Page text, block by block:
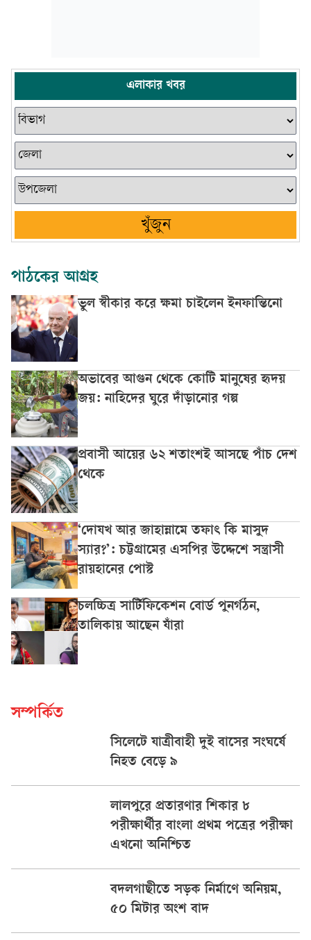
এলাকার খবর
খুঁজুন
পাঠকের আগ্রহ
ভুল স্বীকার করে ক্ষমা চাইলেন ইনফান্তিনো
অভাবের আগুন থেকে কোটি মানুষের হৃদয়
জয়: নাহিদের ঘুরে দাঁড়ানোর গল্প
প্রবাসী আয়ের ৬২ শতাংশই আসছে পাঁচ দেশ
থেকে
‘দোযখ আর জাহান্নামে তফাৎ কি মাসুদ
স্যার?’: চট্টগ্রামের এসপির উদ্দেশে সন্ত্রাসী
রায়হানের পোস্ট
চলচ্চিত্র সার্টিফিকেশন বোর্ড পুনর্গঠন,
তালিকায় আছেন যাঁরা
সম্পর্কিত
সিলেটে যাত্রীবাহী দুই বাসের সংঘর্ষে
নিহত বেড়ে ৯
লালপুরে প্রতারণার শিকার ৮
পরীক্ষার্থীর বাংলা প্রথম পত্রের পরীক্ষা
এখনো অনিশ্চিত
বদলগাছীতে সড়ক নির্মাণে অনিয়ম,
৫০ মিটার অংশ বাদ